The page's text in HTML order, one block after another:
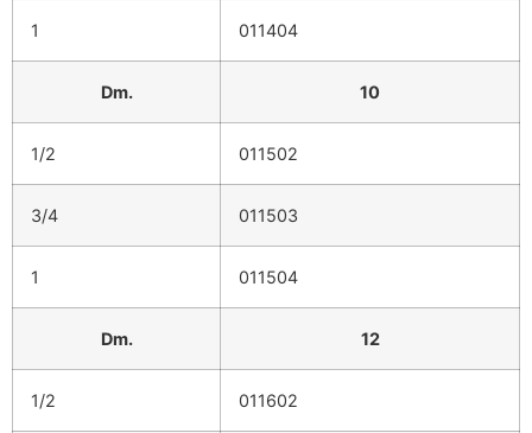
1 011404
Dm. 10
1/2 011502
3/4 011503
1 011504
Dm. 12
1/2 011602